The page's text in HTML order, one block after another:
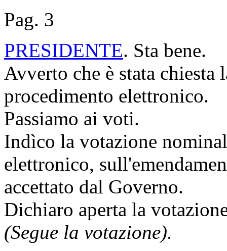
Pag. 3
PRESIDENTE. Sta bene.
Avverto che è stata
procedimento elettronico.
Passiamo ai voti.
Indìco la votazione
elettronico,
accettato dal Governo.
Dichiaro aperta la
(Segue la votazione).